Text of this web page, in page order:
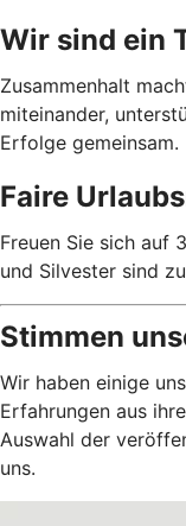
Wir sind ein
Zusammenhalt
miteinander,
Erfolge gemeinsam.
Faire
Freuen Sie sich auf
und Silvester sind
Stimmen
Wir haben einige
Erfahrungen aus
Auswahl der
uns.